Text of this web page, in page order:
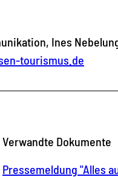
Ines
tourismus.de
Verwandte Dokumente
Pressemeldung "Alles